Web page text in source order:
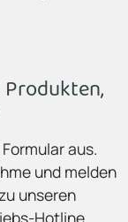
Produkten,
aus.
und melden
unseren
Hotline